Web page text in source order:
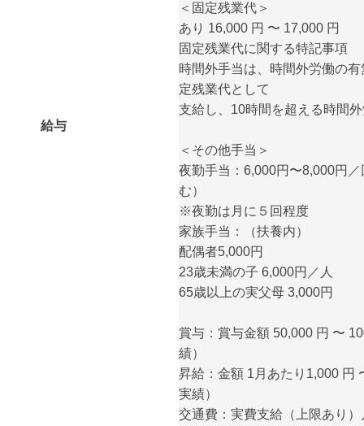
給与
＜固定残業代＞
あり 16,000 円 〜 17,000 円
固定残業代に関する特記事項
時間外手当は、時間外労働の
定残業代として
支給し、10時間を超える時間
＜その他手当＞
夜勤手当：6,000円〜8,000円
む）
※夜勤は月に５回程度
家族手当：（扶養内）
配偶者5,000円
23歳未満の子 6,000円／人
65歳以上の実父母 3,000円
賞与：賞与金額 50,000 円 〜
績）
昇給：金額 1月あたり1,000 円
実績）
交通費：実費支給（上限あり